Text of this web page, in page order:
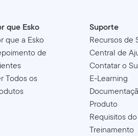
que Esko
que a Esko
de
Todos os
Suporte
Recursos de
Central de
Contatar o
E-Learning
Produto
Requisitos
Treinamento